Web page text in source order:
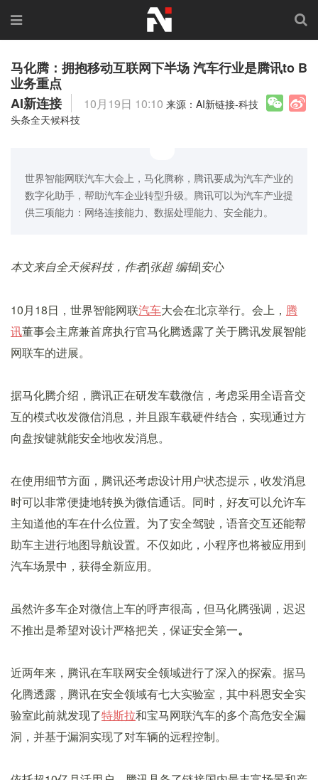
马化腾：拥抱移动互联网下半场 汽车行业是腾讯to B
业务重点
AI新连接
10月19日 10:10 来源：AI新链接-科技
头条全天候科技
世界智能网联汽车大会上，马化腾称，腾讯要成为汽车产业的
数字化助手，帮助汽车企业转型升级。腾讯可以为汽车产业提
供三项能力：网络连接能力、数据处理能力、安全能力。
本文来自全天候科技，作者|张超 编辑|安心
10月18日，世界智能网联汽车大会在北京举行。会上， 腾
讯董事会主席兼首席执行官马化腾透露了关于腾讯发展智能
网联车的进展。
据马化腾介绍，腾讯正在研发车载微信，考虑采用全语音交
互的模式收发微信消息，并且跟车载硬件结合，实现通过方
向盘按键就能安全地收发消息。
在使用细节方面，腾讯还考虑设计用户状态提示，收发消息
时可以非常便捷地转换为微信通话。同时，好友可以允许车
主知道他的车在什么位置。为了安全驾驶，语音交互还能帮
助车主进行地图导航设置。不仅如此，小程序也将被应用到
汽车场景中，获得全新应用。
虽然许多车企对微信上车的呼声很高，但马化腾强调，迟迟
不推出是希望对设计严格把关，保证安全第一。
近两年来，腾讯在车联网安全领域进行了深入的探索。据马
化腾透露，腾讯在安全领域有七大实验室，其中科恩安全实
验室此前就发现了特斯拉和宝马网联汽车的多个高危安全漏
洞，并基于漏洞实现了对车辆的远程控制。